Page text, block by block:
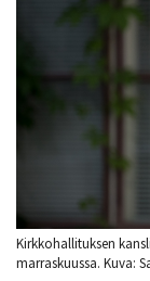
Kirkkohallituksen
marraskuussa. Kuva: